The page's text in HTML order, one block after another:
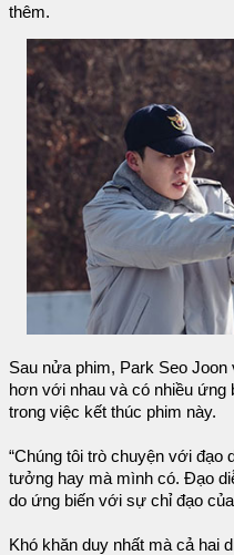
thêm.
Sau nửa phim, Park Seo
hơn với nhau và có nhiều ứng
trong việc kết thúc phim này.
“Chúng tôi trò chuyện với đạo
tưởng hay mà mình có. Đạo
do ứng biến với sự chỉ đạo
Khó khăn duy nhất mà cả hai